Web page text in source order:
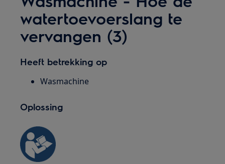
watertoevoerslang te
vervangen (3)
Heeft betrekking op
Wasmachine
Oplossing